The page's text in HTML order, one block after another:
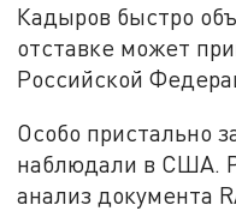
Кадыров быстро
отставке может
Российской
Особо пристально
наблюдали в США.
анализ документа